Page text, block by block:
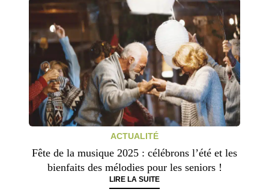
ACTUALITÉ
Fête de la musique 2025 : célébrons l’été et les
bienfaits des mélodies pour les seniors !
LIRE LA SUITE